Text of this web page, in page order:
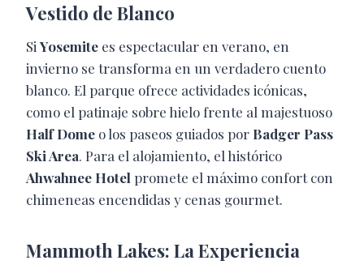
Vestido de Blanco
Si Yosemite es espectacular en verano, en
invierno se transforma en un verdadero cuento
blanco. El parque ofrece actividades icónicas,
como el patinaje sobre hielo frente al majestuoso
Half Dome o los paseos guiados por Badger Pass
Ski Area. Para el alojamiento, el histórico
Ahwahnee Hotel promete el máximo confort con
chimeneas encendidas y cenas gourmet.
Mammoth Lakes: La Experiencia